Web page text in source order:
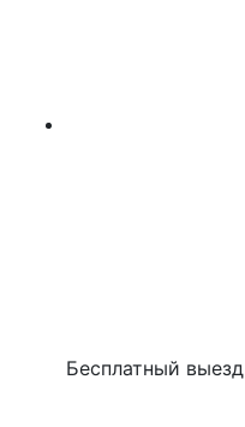
Бесплатный выезд